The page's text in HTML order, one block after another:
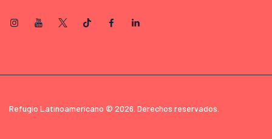
Refugio Latinoamericano © 2026. Derechos reservados.